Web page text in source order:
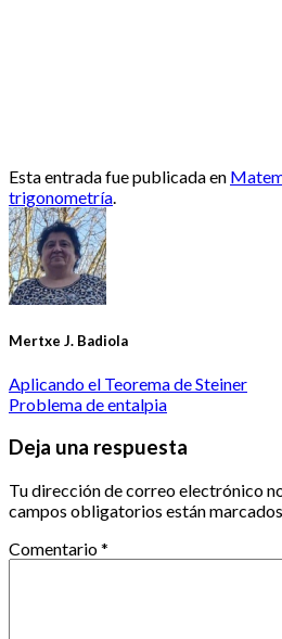
Esta entrada fue publicada en
trigonometría.
Mertxe J. Badiola
Aplicando el Teorema de Steiner
Problema de entalpia
Deja una respuesta
Tu dirección de correo electrónico
campos obligatorios están
Comentario*